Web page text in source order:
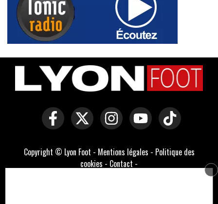
Copyright © Lyon Foot - Mentions légales - Politique des
cookies - Contact -